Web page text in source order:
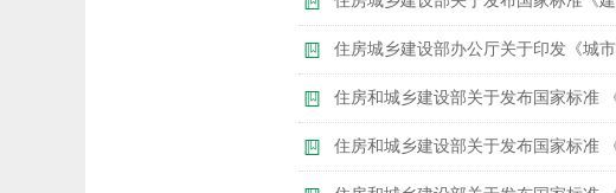
住房城乡建设部办公厅关于印发《城
住房和城乡建设部关于发布国家标准
住房和城乡建设部关于发布国家标准